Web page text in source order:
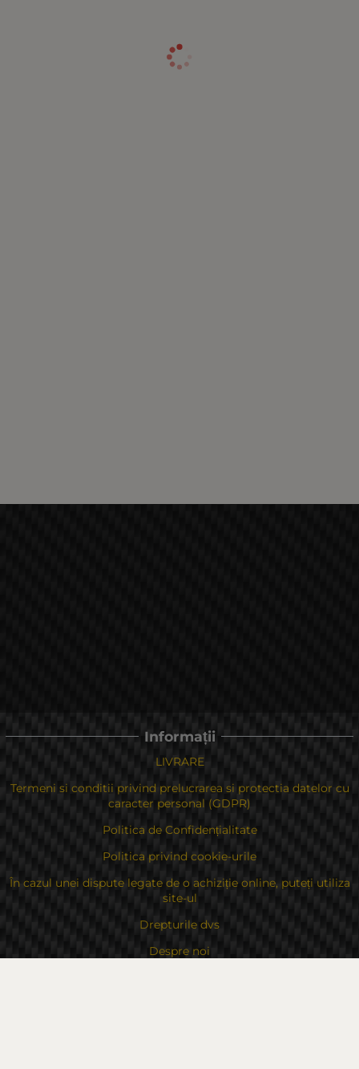
Informații
LIVRARE
Termeni si conditii privind prelucrarea si protectia datelor cu
caracter personal (GDPR)
Politica de Confidențialitate
Politica privind cookie-urile
În cazul unei dispute legate de o achiziție online, puteți utiliza
site-ul
Drepturile dvs
Despre noi